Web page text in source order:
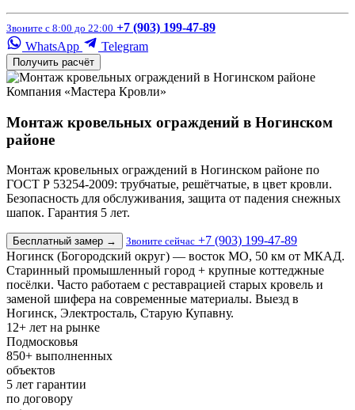
Звоните с 8:00 до 22:00 +7 (903) 199-47-89
WhatsApp
Telegram
Получить расчёт
Компания «Мастера Кровли»
Монтаж кровельных ограждений в Ногинском
районе
Монтаж кровельных ограждений в Ногинском районе по
ГОСТ Р 53254-2009: трубчатые, решётчатые, в цвет кровли.
Безопасность для обслуживания, защита от падения снежных
шапок. Гарантия 5 лет.
Бесплатный замер → Звоните сейчас +7 (903) 199-47-89
Ногинск (Богородский округ) — восток МО, 50 км от МКАД.
Старинный промышленный город + крупные коттеджные
посёлки. Часто работаем с реставрацией старых кровель и
заменой шифера на современные материалы. Выезд в
Ногинск, Электросталь, Старую Купавну.
12+ лет на рынке
Подмосковья
850+ выполненных
объектов
5 лет гарантии
по договору